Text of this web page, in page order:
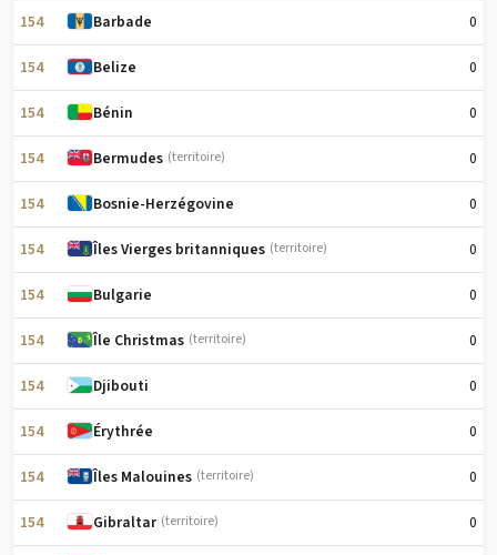
154 Barbade 0
154 Belize 0
154 Bénin 0
154 Bermudes (territoire) 0
154 Bosnie-Herzégovine 0
154 Îles Vierges britanniques (territoire) 0
154 Bulgarie 0
154 Île Christmas (territoire) 0
154 Djibouti 0
154 Érythrée 0
154 Îles Malouines (territoire) 0
154 Gibraltar (territoire) 0